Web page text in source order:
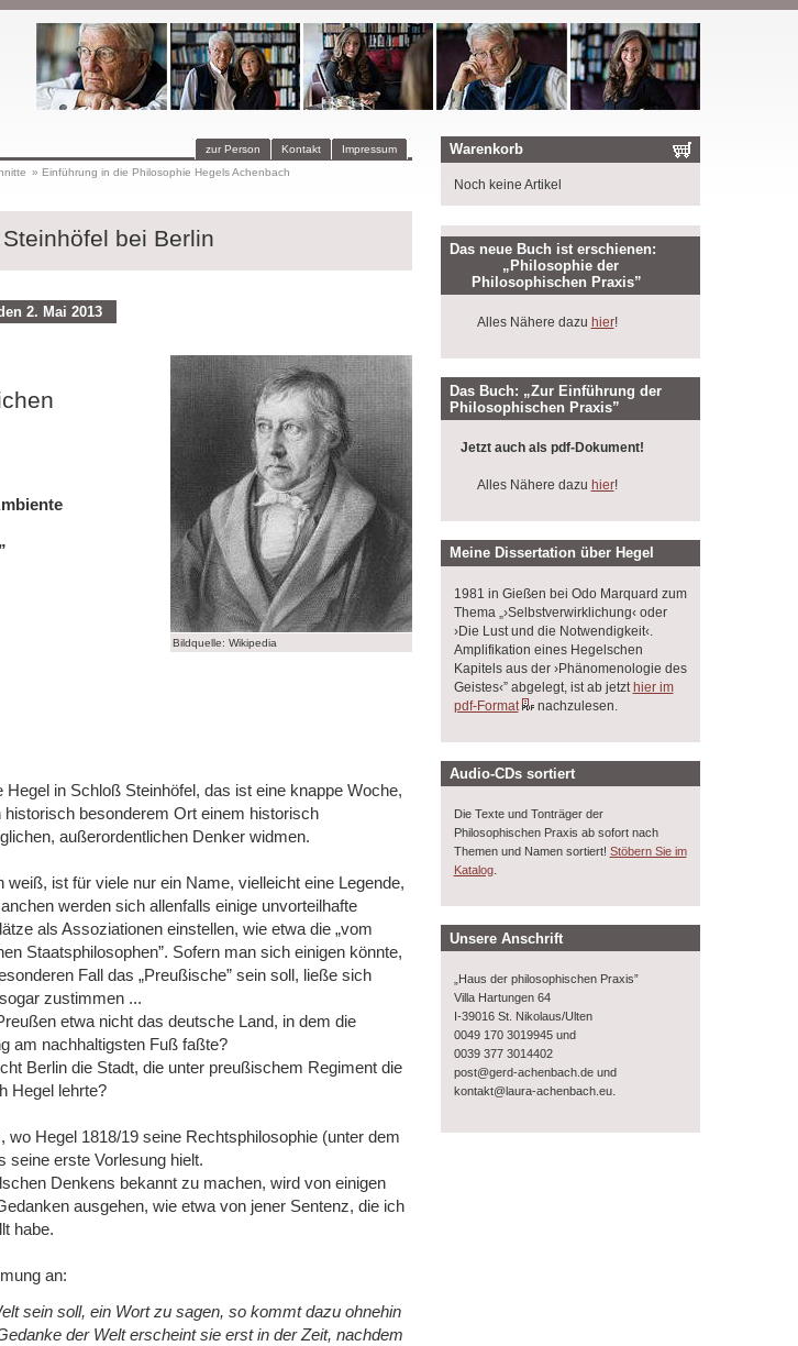
Impressum
Kontakt
zur Person
» Einführung in die Philosophie Hegels Achenbach
bei Berlin
2. Mai 2013
Bildquelle: Wikipedia
Hegel in Schloß Steinhöfel, das ist eine knappe Woche,
historisch besonderem Ort einem historisch
außerordentlichen Denker widmen.
weiß, ist für viele nur ein Name, vielleicht eine Legende,
werden sich allenfalls einige unvorteilhafte
als Assoziationen einstellen, wie etwa die „vom
Staatsphilosophen”. Sofern man sich einigen könnte,
Fall das „Preußische” sein soll, ließe sich
zustimmen ...
etwa nicht das deutsche Land, in dem die
am nachhaltigsten Fuß faßte?
Berlin die Stadt, die unter preußischem Regiment die
Hegel lehrte?
Hegel 1818/19 seine Rechtsphilosophie (unter dem
seine erste Vorlesung hielt.
Denkens bekannt zu machen, wird von einigen
ausgehen, wie etwa von jener Sentenz, die ich
habe.
an:
sein soll, ein Wort zu sagen, so kommt dazu ohnehin
der Welt erscheint sie erst in der Zeit, nachdem
Warenkorb
Noch keine Artikel
Das neue Buch ist erschienen:
„Philosophie der
Philosophischen Praxis”
Alles Nähere dazu hier!
Das Buch: „Zur Einführung der
Philosophischen Praxis”
Jetzt auch als pdf-Dokument!
Alles Nähere dazu hier!
Meine Dissertation über Hegel
1981 in Gießen bei Odo Marquard zum
Thema „›Selbstverwirklichung‹ oder
›Die Lust und die Notwendigkeit‹.
Amplifikation eines Hegelschen
Kapitels aus der ›Phänomenologie des
Geistes‹” abgelegt, ist ab jetzt hier im
pdf-Format
nachzulesen.
Audio-CDs sortiert
Die Texte und Tonträger der
Philosophischen Praxis ab sofort nach
Themen und Namen sortiert! Stöbern Sie im
Katalog.
Unsere Anschrift
„Haus der philosophischen Praxis”
Villa Hartungen 64
I-39016 St. Nikolaus/Ulten
0049 170 3019945 und
0039 377 3014402
post@gerd-achenbach.de und
kontakt@laura-achenbach.eu.